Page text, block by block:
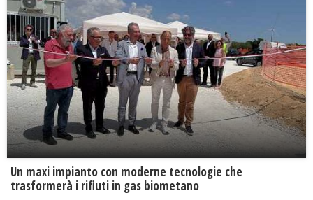
Un maxi impianto con moderne tecnologie che
trasformerà i rifiuti in gas biometano